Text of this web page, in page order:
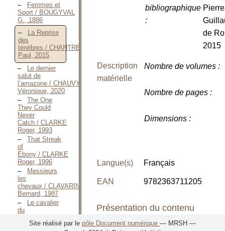
Femmes et
Sport / BOUGYVAL
G., 1886
La Reprise
des
ténèbres / CHANTREL
Paul, 2015
Le dernier
salut de
l’amazone / CHAUVY
Véronique, 2020
The One
They Could
Never
Catch / CLARKE
Roger, 1993
That Streak
of
Ebony / CLARKE
Roger, 1996
Messieurs
les
chevaux / CLAVARINE
Bernard, 1987
Le cavalier
du
Bernard, Août
bibliographique
:
de
2015
Description
matérielle
Nombre de volumes:
Nombre de pages:
Dimensions:
Langue(s) Français
EAN 9782363711205
Présentation du contenu
Classement: Art
Site réalisé par le pôle Document numérique — MRSH —